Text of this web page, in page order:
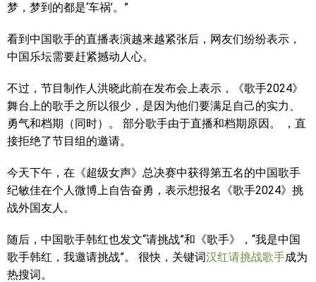
梦，梦到的都是‘车祸’。”
看到中国歌手的直播表演越来越紧张后，网友们纷纷表示，
中国乐坛需要赶紧撼动人心。
不过，节目制作人洪晓此前在发布会上表示，《歌手2024》
舞台上的歌手之所以很少，是因为他们要满足自己的实力、
勇气和档期（同时）。 部分歌手由于直播和档期原因。 ，直
接拒绝了节目组的邀请。
今天下午，在《超级女声》总决赛中获得第五名的中国歌手
纪敏佳在个人微博上自告奋勇，表示想报名《歌手2024》挑
战外国友人。
随后，中国歌手韩红也发文“请挑战”和《歌手》，“我是中国
歌手韩红，我邀请挑战”。 很快，关键词汉红请挑战歌手成为
热搜词。